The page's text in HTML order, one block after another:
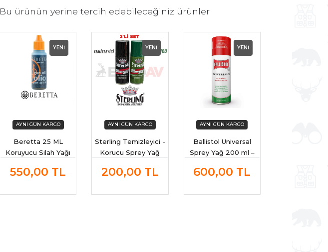
Bu ürünün yerine tercih edebileceğiniz ürünler
YENİ
Beretta 25 ML
Koruyucu Silah Yağı
550,00 TL
YENİ
Sterling Temizleyici -
Korucu Sprey Yağ
200,00 TL
YENİ
Ballistol Universal
Sprey Yağ 200 ml –
Silahlar İçin Koruma ve
600,00 TL